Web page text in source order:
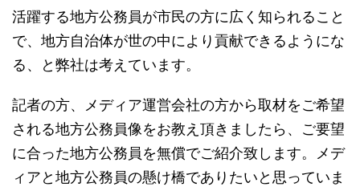
活躍する地方公務員が市民の方に広く知られること
で、地方自治体が世の中により貢献できるようにな
る、と弊社は考えています。
記者の方、メディア運営会社の方から取材をご希望
される地方公務員像をお教え頂きましたら、ご要望
に合った地方公務員を無償でご紹介致します。メデ
ィアと地方公務員の懸け橋でありたいと思っていま